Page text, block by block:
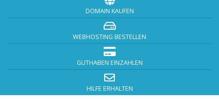
DOMAIN KAUFEN
WEBHOSTING BESTELLEN
GUTHABEN EINZAHLEN
HILFE ERHALTEN